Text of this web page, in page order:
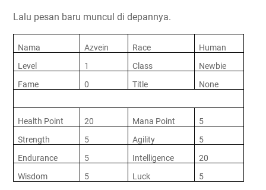
Lalu pesan baru muncul di depannya.
Nama Azvein Race
Human
Level
1 Class
Newbie
Fame
0 Title None
Health Point 20 Mana Point
5
Strength
5 Agility
5
Endurance
5 Intelligence
20
Wisdom
5 Luck 5